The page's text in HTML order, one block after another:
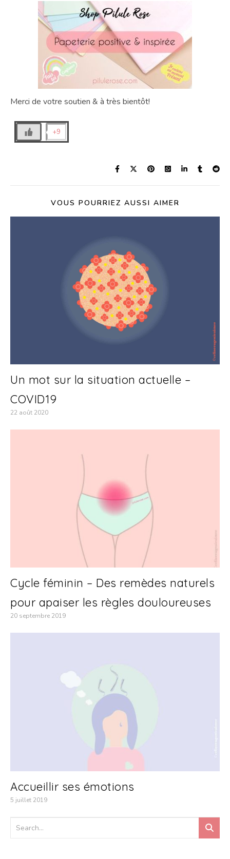
Merci de votre soutien & à très bientôt!
+9
VOUS POURRIEZ AUSSI AIMER
Un mot sur la situation actuelle –
COVID19
22 août 2020
Cycle féminin – Des remèdes naturels
pour apaiser les règles douloureuses
20 septembre 2019
Accueillir ses émotions
5 juillet 2019